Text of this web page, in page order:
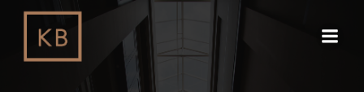
o
conteúdo